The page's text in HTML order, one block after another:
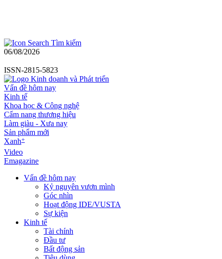
Tìm kiếm
06/08/2026
ISSN-2815-5823
Vấn đề hôm nay
Kinh tế
Khoa học & Công nghệ
Cẩm nang thương hiệu
Làm giàu - Xưa nay
Sản phẩm mới
Xanh+
Video
Emagazine
Vấn đề hôm nay
Kỷ nguyên vươn mình
Góc nhìn
Hoạt động IDE/VUSTA
Sự kiện
Kinh tế
Tài chính
Đầu tư
Bất động sản